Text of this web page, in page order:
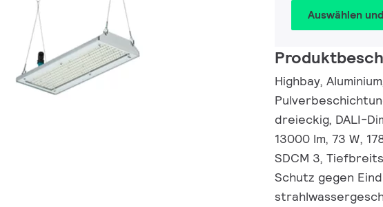
Auswählen
Highbay,
dreieckig, DALI-
13000 lm, 73 W,
SDCM 3,
Schutz gegen